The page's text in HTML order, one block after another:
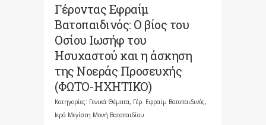
Γέροντας Εφραίμ
Βατοπαιδινός: O βίος του
Οσίου Ιωσήφ του
Ησυχαστού και η άσκηση
της Νοεράς Προσευχής
(ΦΩΤΟ-ΗΧΗΤΙΚΟ)
Κατηγορίες: Γενικά Θέματα, Γέρ. Εφραίμ Βατοπαιδινός,
Ιερά Μεγίστη Μονή Βατοπαιδίου